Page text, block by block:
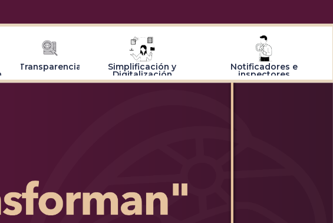
Transparencia Simplificación y
Digitalización
Notificadores e
inspectores